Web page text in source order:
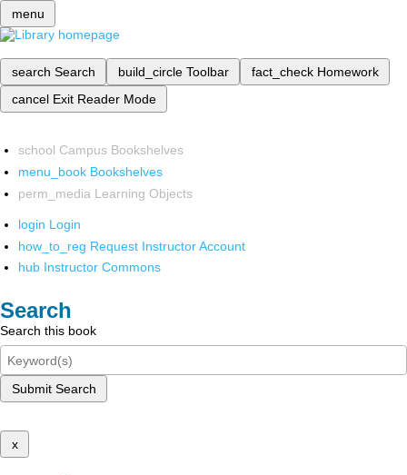
menu
search Search build_circle Toolbar fact_check Homework
cancel Exit Reader Mode
school Campus Bookshelves
menu_book Bookshelves
perm_media Learning Objects
login Login
how_to_reg Request Instructor Account
hub Instructor Commons
Search
Search this book
Submit Search
x